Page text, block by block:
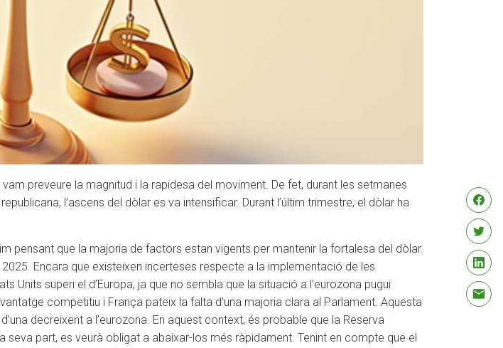
preveure la magnitud i la rapidesa del moviment. De fet, durant les setmanes
l’ascens del dòlar es va intensificar. Durant l’últim trimestre, el dòlar ha
pensant que la majoria de factors estan vigents per mantenir la fortalesa del dòlar.
Encara que existeixen incerteses respecte a la implementació de les
Units superi el d’Europa, ja que no sembla que la situació a l’eurozona pugui
competitiu i França pateix la falta d’una majoria clara al Parlament. Aquesta
decreixent a l’eurozona. En aquest context, és probable que la Reserva
seva part, es veurà obligat a abaixar-los més ràpidament. Tenint en compte que el